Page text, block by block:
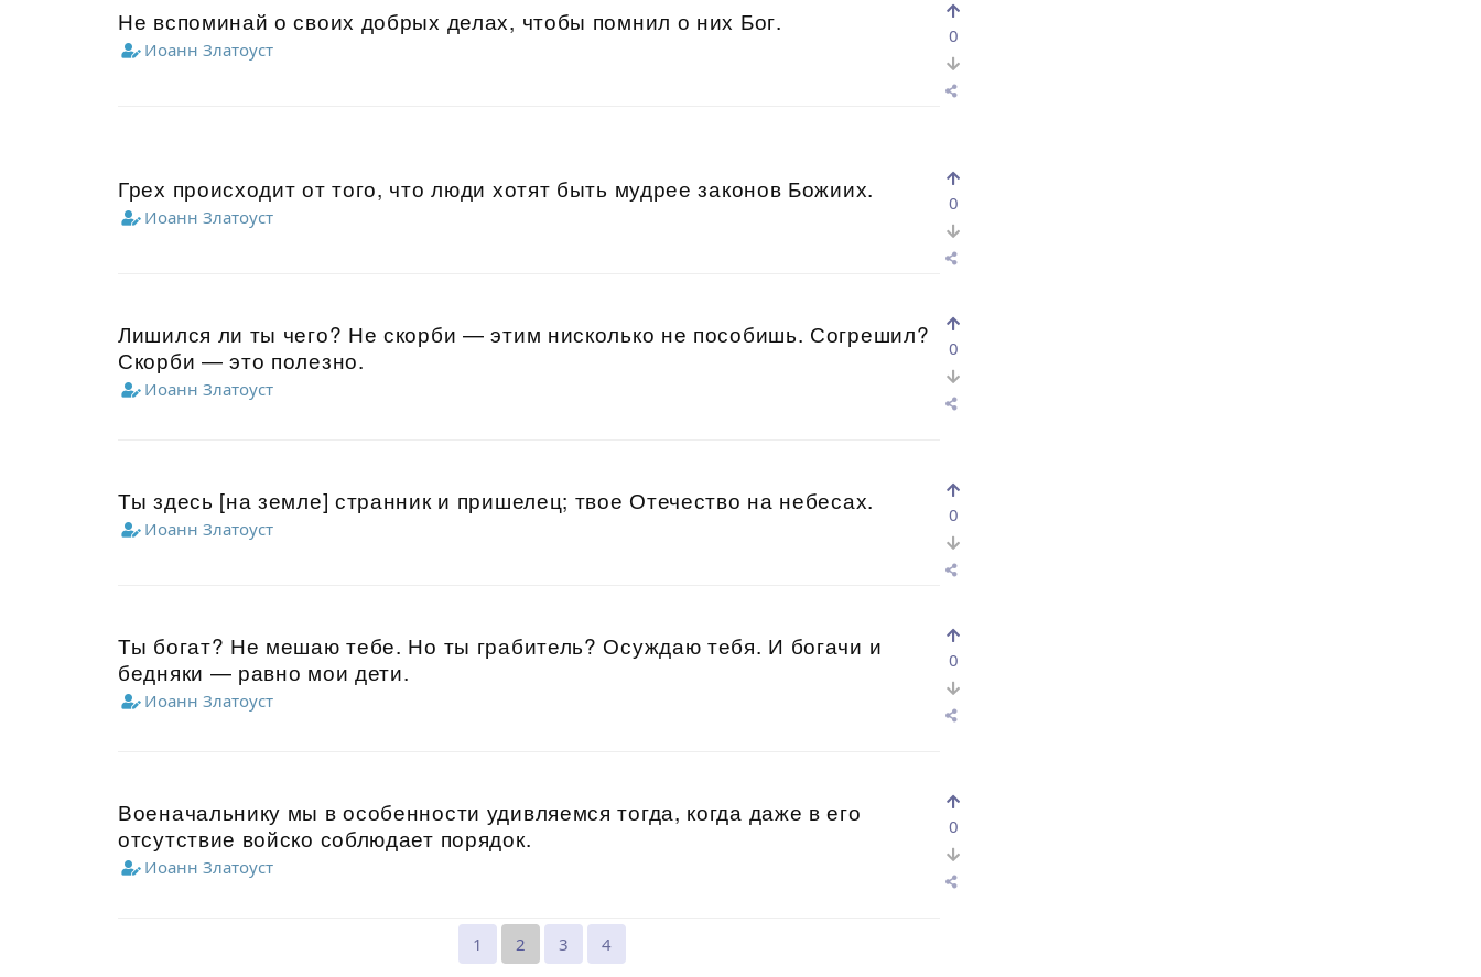
Не вспоминай о своих добрых делах, чтобы помнил о них Бог.
Иоанн Златоуст
0
Грех происходит от того, что люди хотят быть мудрее законов Божиих.
Иоанн Златоуст
0
Лишился ли ты чего? Не скорби — этим нисколько не пособишь. Согрешил?
Скорби — это полезно.
Иоанн Златоуст
0
Ты здесь [на земле] странник и пришелец; твое Отечество на небесах.
Иоанн Златоуст
0
Ты богат? Не мешаю тебе. Но ты грабитель? Осуждаю тебя. И богачи и
бедняки — равно мои дети.
Иоанн Златоуст
0
Военачальнику мы в особенности удивляемся тогда, когда даже в его
отсутствие войско соблюдает порядок.
Иоанн Златоуст
0
1 2 3 4